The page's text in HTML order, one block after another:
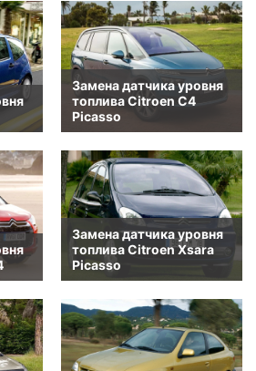
Замена датчика уровня
топлива Citroen C4
Picasso
Замена датчика уровня
топлива Citroen Xsara
Picasso